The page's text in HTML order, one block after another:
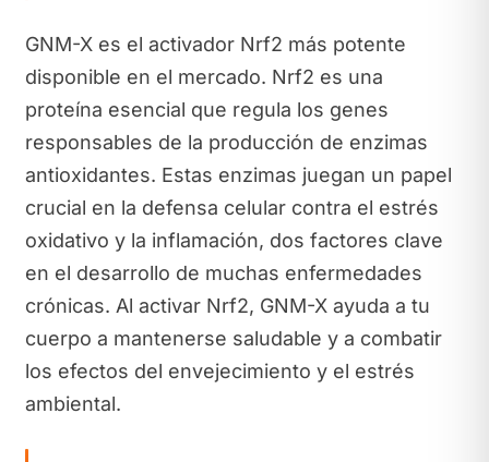
GNM-X es el activador Nrf2 más potente
disponible en el mercado. Nrf2 es una
proteína esencial que regula los genes
responsables de la producción de enzimas
antioxidantes. Estas enzimas juegan un papel
crucial en la defensa celular contra el estrés
oxidativo y la inflamación, dos factores clave
en el desarrollo de muchas enfermedades
crónicas. Al activar Nrf2, GNM-X ayuda a tu
cuerpo a mantenerse saludable y a combatir
los efectos del envejecimiento y el estrés
ambiental.